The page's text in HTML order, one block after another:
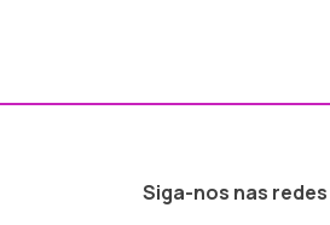
Siga-nos nas